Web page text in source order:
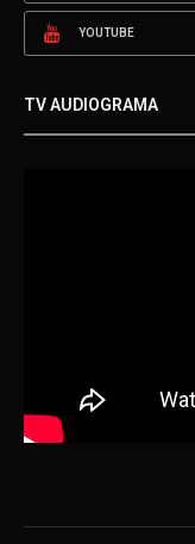
YOUTUBE
TV AUDIOGRAMA